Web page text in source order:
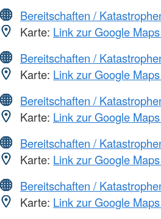
Bereitschaften /
Karte: Link zur Google
Bereitschaften /
Karte: Link zur Google
Bereitschaften /
Karte: Link zur Google
Bereitschaften /
Karte: Link zur Google
Bereitschaften /
Karte: Link zur Google